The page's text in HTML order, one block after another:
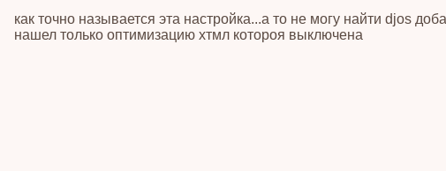
как точно называется эта настройка...а то не могу найти djos
нашел только оптимизацию хтмл котороя выключена